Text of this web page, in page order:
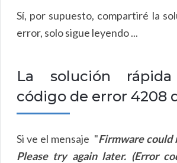
Sí, por supuesto, compartiré la
error, solo sigue leyendo ...
La solución
código de error 4208
Si ve el mensaje "Firmware could
Please try again later. (Error